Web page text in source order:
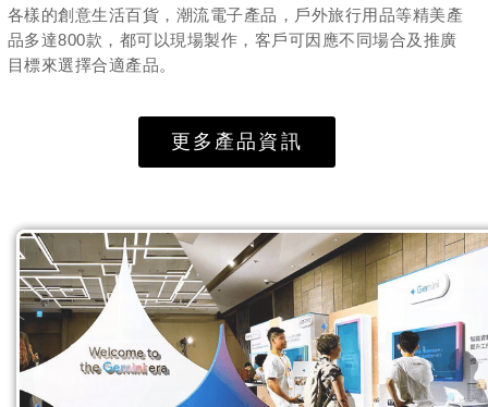
各樣的創意生活百貨，潮流電子產品，戶外旅行用品等精美產
品多達800款，都可以現場製作，客戶可因應不同場合及推廣
目標來選擇合適產品。
更多產品資訊